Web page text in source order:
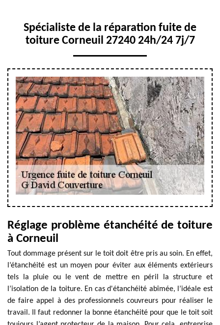
Spécialiste de la réparation fuite de
toiture Corneuil 27240 24h/24 7j/7
Réglage problème étanchéité de toiture
à Corneuil
Tout dommage présent sur le toit doit être pris au soin. En effet,
l’étanchéité est un moyen pour éviter aux éléments extérieurs
tels la pluie ou le vent de mettre en péril la structure et
l’isolation de la toiture. En cas d'étanchéité abîmée, l’idéale est
de faire appel à des professionnels couvreurs pour réaliser le
travail. Il faut redonner la bonne étanchéité pour que le toit soit